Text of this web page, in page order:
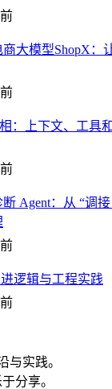
大模型ShopX：
：上下文、工具
Agent：从 “调接
逻辑与工程实践
与实践。
分享。